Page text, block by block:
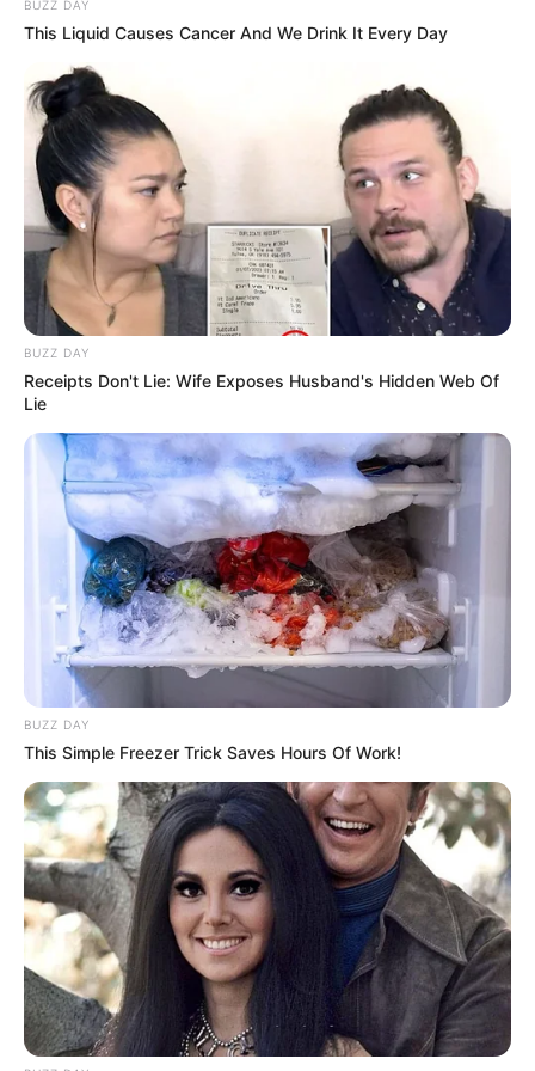
BUZZ DAY
This Liquid Causes Cancer And We Drink It Every Day
BUZZ DAY
Receipts Don't Lie: Wife Exposes Husband's Hidden Web Of
Lie
BUZZ DAY
This Simple Freezer Trick Saves Hours Of Work!